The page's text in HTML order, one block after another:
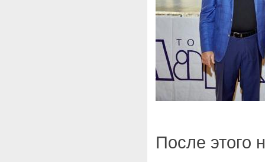
После этого